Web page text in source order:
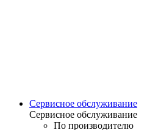
Сервисное обслуживание
Сервисное обслуживание
По производителю